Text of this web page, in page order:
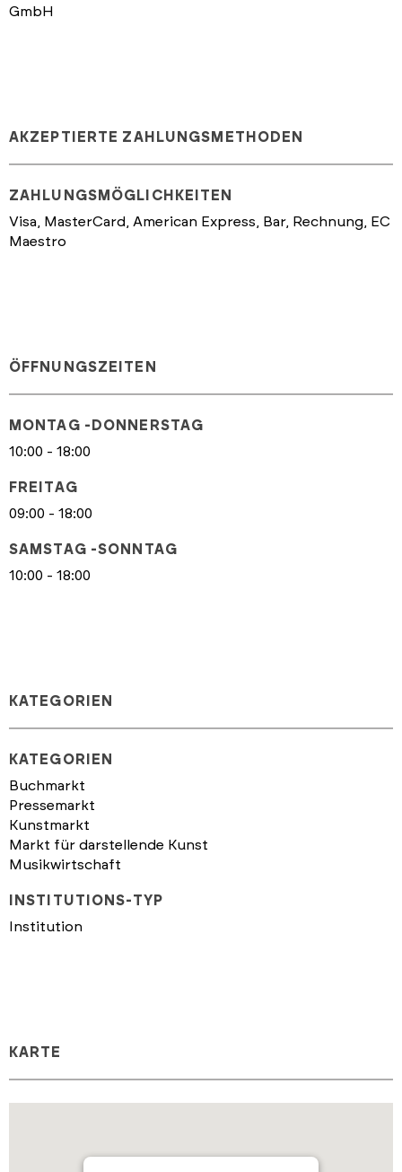
GmbH
AKZEPTIERTE ZAHLUNGSMETHODEN
ZAHLUNGSMÖGLICHKEITEN
Visa, MasterCard, American Express, Bar, Rechnung, EC
Maestro
ÖFFNUNGSZEITEN
MONTAG -DONNERSTAG
10:00 - 18:00
FREITAG
09:00 - 18:00
SAMSTAG -SONNTAG
10:00 - 18:00
KATEGORIEN
KATEGORIEN
Buchmarkt
Pressemarkt
Kunstmarkt
Markt für darstellende Kunst
Musikwirtschaft
INSTITUTIONS-TYP
Institution
KARTE